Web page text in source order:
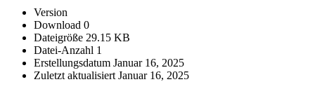
Version
Download 0
Dateigröße 29.15 KB
Datei-Anzahl 1
Erstellungsdatum Januar 16, 2025
Zuletzt aktualisiert Januar 16, 2025